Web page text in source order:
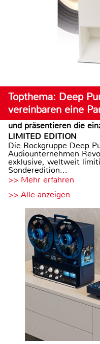
Topthema: Deep
vereinbaren eine
und präsentieren die
LIMITED EDITION
Die Rockgruppe Deep
Audiounternehmen
exklusive, weltweit
Sonderedition...
>> Mehr erfahren
>> Alle anzeigen